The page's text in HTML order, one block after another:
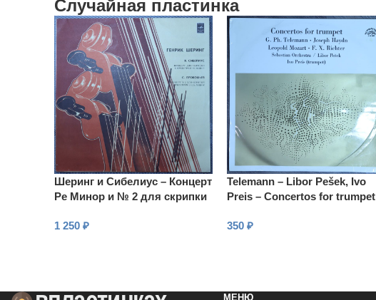
Случайная пластинка
Шеринг и Сибелиус – Концерт
Ре Минор и № 2 для скрипки
1 250 ₽
Telemann – Libor Pešek, Ivo
Preis – Concertos for trumpet
350₽
МЕНЮ